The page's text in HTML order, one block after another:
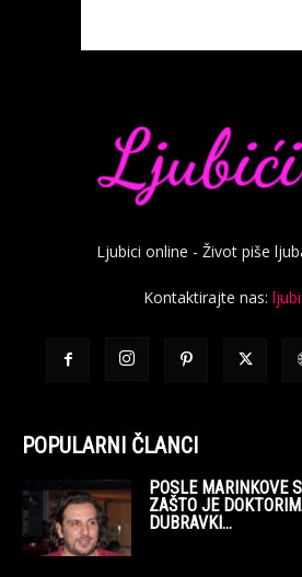
Ljubici online - Život piše
Kontaktirajte nas:
POPULARNI ČLANCI
POSLE MARINKOVE
ZAŠTO JE
DUBRAVKI...